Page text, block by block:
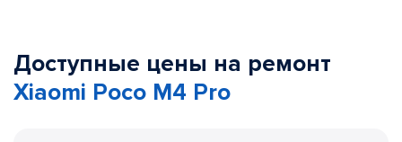
Доступные цены на ремонт
Xiaomi Poco M4 Pro